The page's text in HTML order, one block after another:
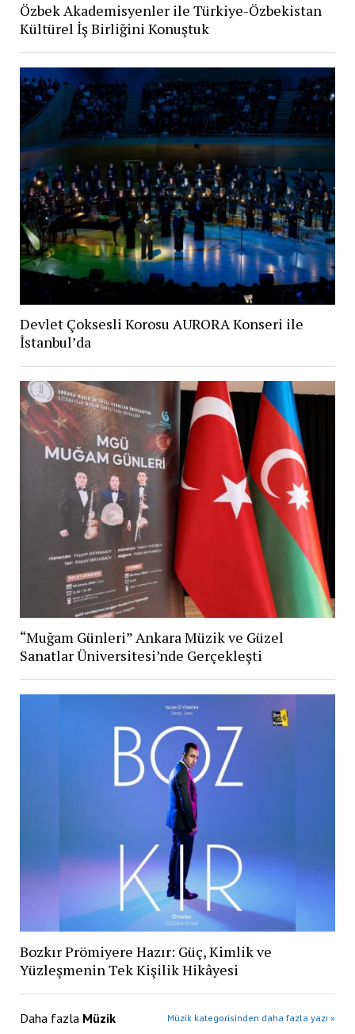
Özbek Akademisyenler ile Türkiye-Özbekistan
Kültürel İş Birliğini Konuştuk
Devlet Çoksesli Korosu AURORA Konseri ile
İstanbul’da
“Muğam Günleri” Ankara Müzik ve Güzel
Sanatlar Üniversitesi’nde Gerçekleşti
Bozkır Prömiyere Hazır: Güç, Kimlik ve
Yüzleşmenin Tek Kişilik Hikâyesi
Daha fazla Müzik Müzik kategorisinden daha fazla yazı »